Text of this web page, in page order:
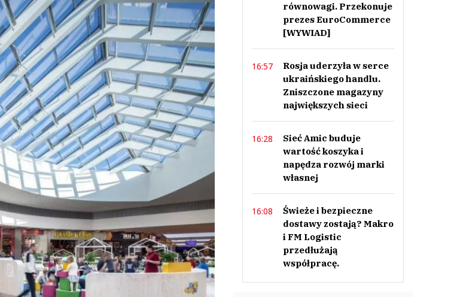
równowagi. Przekonuje
prezes EuroCommerce
[WYWIAD]
16:57
Rosja uderzyła w serce
ukraińskiego handlu.
Zniszczone magazyny
największych sieci
16:28
Sieć Amic buduje
wartość koszyka i
napędza rozwój marki
własnej
16:08
Świeże i bezpieczne
dostawy zostają? Makro
i FM Logistic
przedłużają
współpracę.